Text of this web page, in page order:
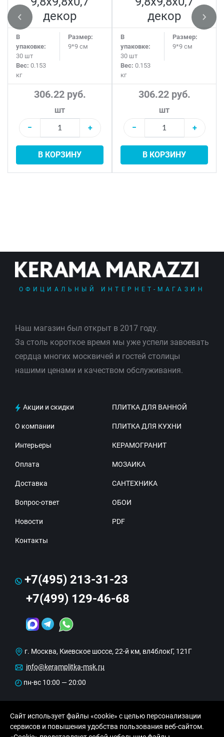
декор
В
упаковке:
30 шт
Размер:
9*9 см
Вес: 0.153
кг
306.22 руб.
шт
−
+
В КОРЗИНУ
декор
В
упаковке:
30 шт
Размер:
9*9 см
Вес: 0.153
кг
306.22 руб.
шт
−
+
В КОРЗИНУ
ОФИЦИАЛЬНЫЙ ИНТЕРНЕТ-МАГАЗИН
Наш магазин был открыт в 2017 году.
За столь короткое время мы уже успели завоевать
сердца многих москвичей и гостей столицы
нашими ценами и качеством обслуживания.
Акции и скидки
О компании
Интерьеры
Оплата
Доставка
Вопрос-ответ
Новости
Контакты
ПЛИТКА ДЛЯ ВАННОЙ
ПЛИТКА ДЛЯ КУХНИ
КЕРАМОГРАНИТ
МОЗАИКА
САНТЕХНИКА
ОБОИ
PDF
+7(495) 213-31-23
+7(499) 129-46-68
г. Москва, Киевское шоссе, 22-й км, вл4блокГ, 121Г
info@keramplitka-msk.ru
пн-вс 10:00 — 20:00
Сайт использует файлы «cookie» с целью персонализации
сервисов и повышения удобства пользования веб-сайтом.